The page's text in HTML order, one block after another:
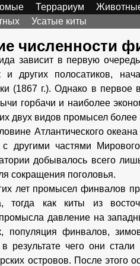
Террариум
Усатые киты
численности
зависит в первую
и других полосатиков,
(1867 г.). Однако в
горбачи и наиболее
двух видов промысел
Атлантического
другими частями
добывалось всего
сокращения поголовья.
лет промысел финвалов
тогда как киты из
промысла давление на
популяция финвалов,
результате чего они
островов. После этого